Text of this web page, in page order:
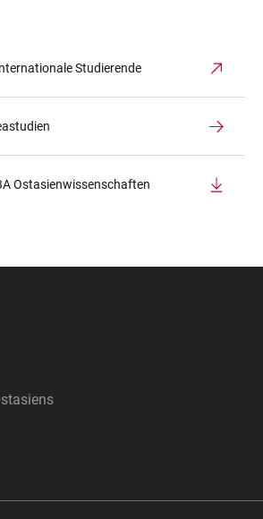
Studierende
Ostasienwissenschaften